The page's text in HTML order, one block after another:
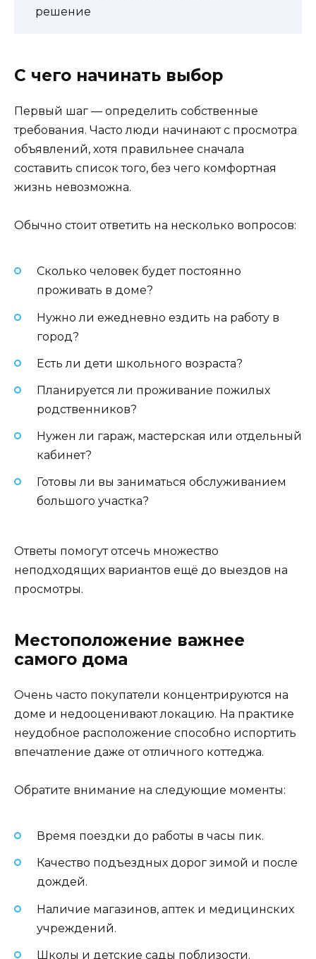
решение
С чего начинать выбор
Первый шаг — определить собственные
требования. Часто люди начинают с просмотра
объявлений, хотя правильнее сначала
составить список того, без чего комфортная
жизнь невозможна.
Обычно стоит ответить на несколько вопросов:
Сколько человек будет постоянно
проживать в доме?
Нужно ли ежедневно ездить на работу в
город?
Есть ли дети школьного возраста?
Планируется ли проживание пожилых
родственников?
Нужен ли гараж, мастерская или отдельный
кабинет?
Готовы ли вы заниматься обслуживанием
большого участка?
Ответы помогут отсечь множество
неподходящих вариантов ещё до выездов на
просмотры.
Местоположение важнее
самого дома
Очень часто покупатели концентрируются на
доме и недооценивают локацию. На практике
неудобное расположение способно испортить
впечатление даже от отличного коттеджа.
Обратите внимание на следующие моменты:
Время поездки до работы в часы пик.
Качество подъездных дорог зимой и после
дождей.
Наличие магазинов, аптек и медицинских
учреждений.
Школы и детские сады поблизости.